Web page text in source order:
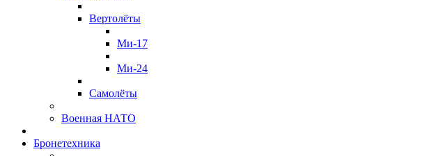
Вертолёты
Ми-17
Ми-24
Самолёты
Военная НАТО
Бронетехника